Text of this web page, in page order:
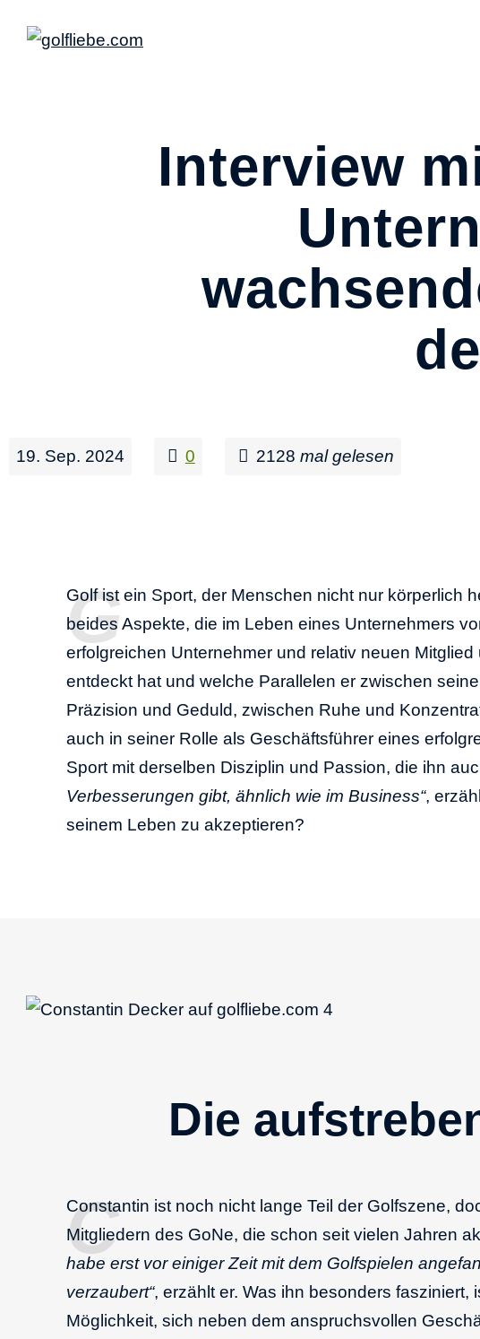
Interview
19. Sep. 2024 0 2128 mal gelesen
Golf ist ein Sport, der Menschen nicht nur körperlich
beides Aspekte, die im Leben eines Unternehmers
erfolgreichen Unternehmer und relativ neuen
entdeckt hat und welche Parallelen er zwischen
Präzision und Geduld, zwischen Ruhe und
auch in seiner Rolle als Geschäftsführer eines
Sport mit derselben Disziplin und Passion, die ihn
Verbesserungen gibt, ähnlich wie im Business“,
seinem Leben zu akzeptieren?
Die
Constantin ist noch nicht lange Teil der Golfszene,
Mitgliedern des GoNe, die schon seit vielen Jahren
habe erst vor einiger Zeit mit dem Golfspielen
verzaubert“, erzählt er. Was ihn besonders
Möglichkeit, sich neben dem anspruchsvollen